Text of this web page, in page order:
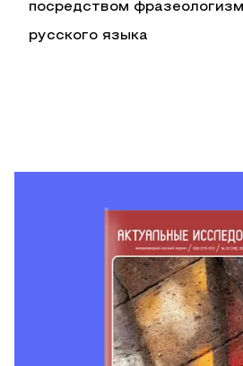
посредством
русского языка